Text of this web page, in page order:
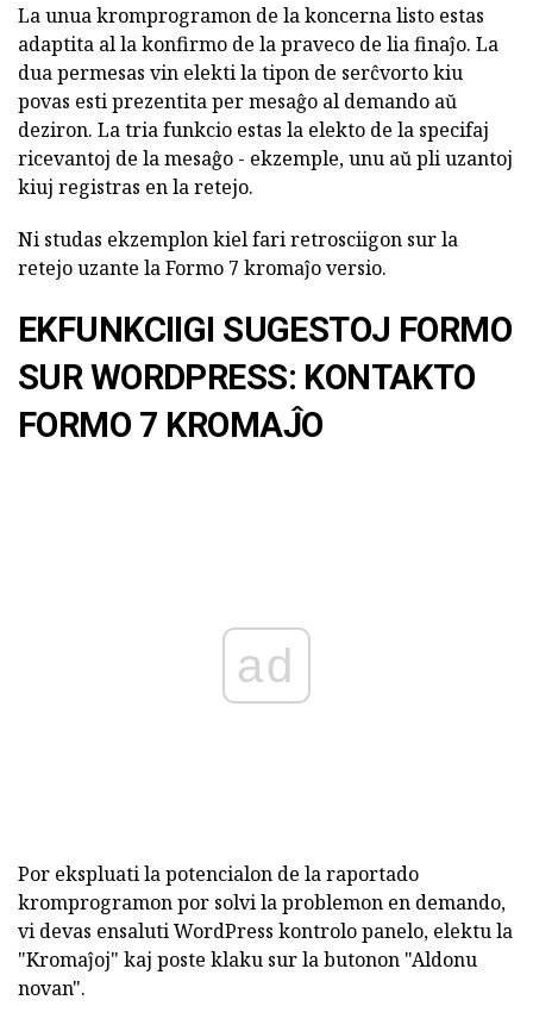
La unua kromprogramon de la koncerna listo estas
adaptita al la konfirmo de la praveco de lia finaĵo. La
dua permesas vin elekti la tipon de serĉvorto kiu
povas esti prezentita per mesaĝo al demando aŭ
deziron. La tria funkcio estas la elekto de la specifaj
ricevantoj de la mesaĝo - ekzemple, unu aŭ pli uzantoj
kiuj registras en la retejo.
Ni studas ekzemplon kiel fari retrosciigon sur la
retejo uzante la Formo 7 kromaĵo versio.
EKFUNKCIIGI SUGESTOJ FORMO
SUR WORDPRESS: KONTAKTO
FORMO 7 KROMAĴO
ad
Por ekspluati la potencialon de la raportado
kromprogramon por solvi la problemon en demando,
vi devas ensaluti WordPress kontrolo panelo, elektu la
"Kromaĵoj" kaj poste klaku sur la butonon "Aldonu
novan".